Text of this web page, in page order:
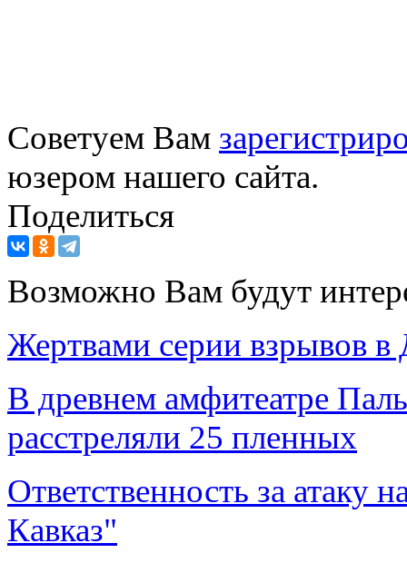
Советуем Вам
юзером нашего сайта.
Поделиться
Возможно Вам будут
Жертвами серии взрывов в
В древнем амфитеатре
расстреляли 25 пленных
Ответственность за атаку
Кавказ"